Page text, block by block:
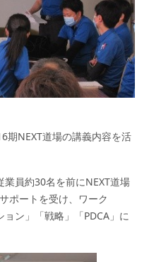
期NEXT道場の講義内容を活
員約30名を前にNEXT道場
ポートを受け、ワーク
ン」「戦略」「PDCA」に